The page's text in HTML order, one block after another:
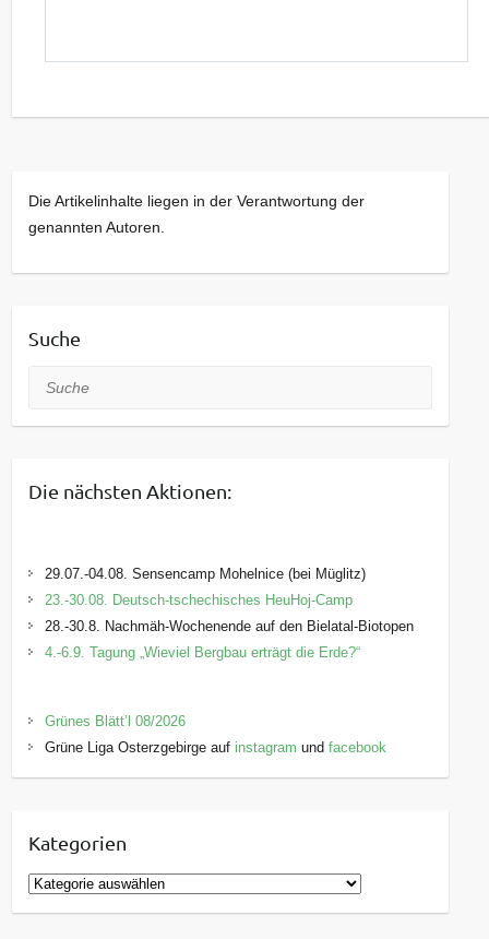
Die Artikelinhalte liegen in der Verantwortung der
genannten Autoren.
Suche
Suche
Die nächsten Aktionen:
29.07.-04.08. Sensencamp Mohelnice (bei Müglitz)
23.-30.08. Deutsch-tschechisches HeuHoj-Camp
28.-30.8. Nachmäh-Wochenende auf den Bielatal-Biotopen
4.-6.9. Tagung „Wieviel Bergbau erträgt die Erde?“
Grünes Blätt’l 08/2026
Grüne Liga Osterzgebirge auf instagram undfacebook
Kategorien
K
a